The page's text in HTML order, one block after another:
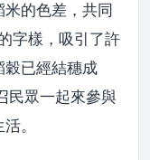
的色差，共同
字樣，吸引了許
穀已經結穗成
民眾一起來參與
。